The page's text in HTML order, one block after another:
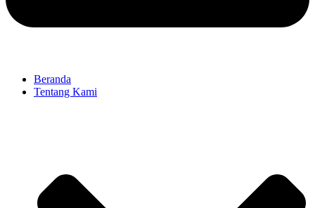
Beranda
Tentang Kami